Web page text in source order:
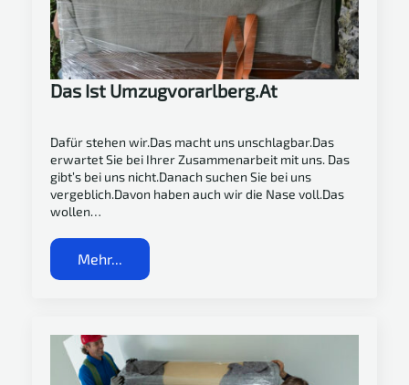
Das Ist Umzugvorarlberg.at
Dafür stehen wir.Das macht uns unschlagbar.Das
erwartet Sie bei Ihrer Zusammenarbeit mit uns. Das
gibt’s bei uns nicht.Danach suchen Sie bei uns
vergeblich.Davon haben auch wir die Nase voll.Das
wollen…
Mehr...